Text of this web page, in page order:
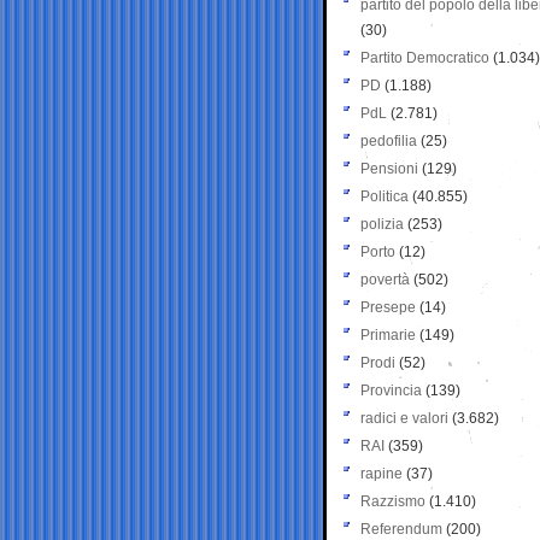
partito del popolo della
(30)
Partito Democratico (1.034)
PD (1.188)
PdL (2.781)
pedofilia (25)
Pensioni (129)
Politica (40.855)
polizia (253)
Porto (12)
povertà (502)
Presepe (14)
Primarie (149)
Prodi (52)
Provincia (139)
radici e valori (3.682)
RAI (359)
rapine (37)
Razzismo (1.410)
Referendum (200)